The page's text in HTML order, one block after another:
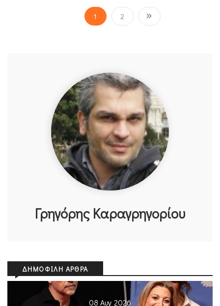
1 2
Γρηγόρης Καραγρηγορίου
ΔΗΜΟΦΙΛΉ ΆΡΘΡΑ
08 Αυγ 2026